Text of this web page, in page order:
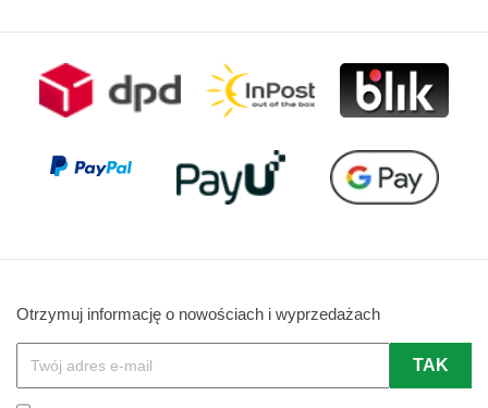
Otrzymuj informację o nowościach i wyprzedażach